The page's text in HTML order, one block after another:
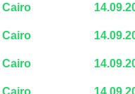
Cairo
Cairo
Cairo
Cairo